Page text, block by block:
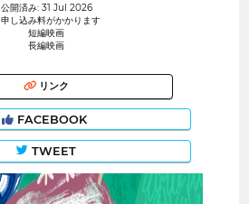
公開済み: 31 Jul 2026
申し込み料がかかります
短編映画
長編映画
リンク
FACEBOOK
TWEET